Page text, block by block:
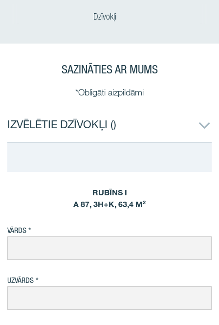
Dzīvokļi
SAZINĀTIES AR MUMS
*Obligāti aizpildāmi
IZVĒLĒTIE DZĪVOKĻI ()
RUBĪNS I
A 87, 3H+K, 63,4 M²
VĀRDS
UZVĀRDS